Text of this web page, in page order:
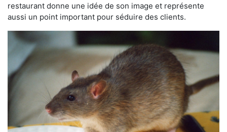
restaurant donne une idée de son image et représente
aussi un point important pour séduire des clients.